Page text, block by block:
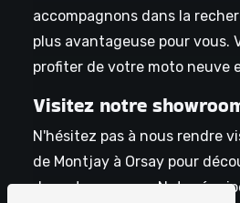
accompagnons dans la
plus avantageuse pour vous.
profiter de votre moto neuve
Visitez notre
N'hésitez pas à nous rendre
de Montjay à Orsay pour
de motos neuves. Notre